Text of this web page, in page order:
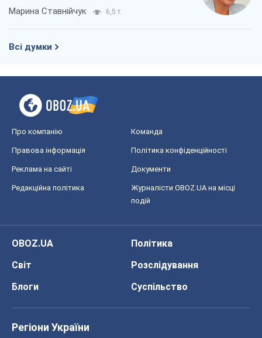
Марина Ставнійчук 6,5 т.
Всі думки
Про компанію Команда
Правова інформація Політика конфіденційності
Реклама на сайті Документи
Редакційна політика
Журналісти OBOZ.UA на місці
подій
OBOZ.UA
Політика
Світ
Розслідування
Блоги
Суспільство
Регіони України